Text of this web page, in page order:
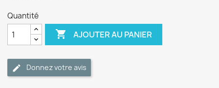
Quantité
 AJOUTER AU PANIER
Donnez votre avis